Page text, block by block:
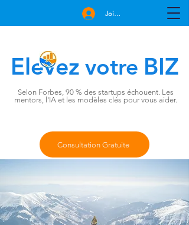
Elevez votre BIZ
Selon Forbes, 90 % des startups échouent. Les
mentors, l'IA et les modèles clés pour vous aider.
Consultation Gratuite
Join Free